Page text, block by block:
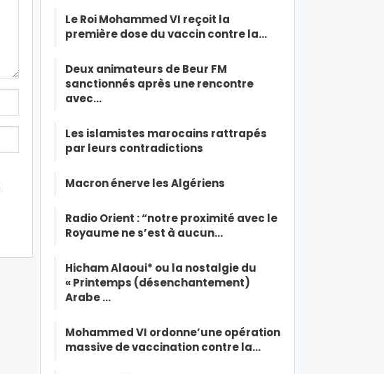
Le Roi Mohammed VI reçoit la
première dose du vaccin contre la…
Deux animateurs de Beur FM
sanctionnés après une rencontre
avec…
Les islamistes marocains rattrapés
par leurs contradictions
Macron énerve les Algériens
Radio Orient : “notre proximité avec le
Royaume ne s’est à aucun…
Hicham Alaoui* ou la nostalgie du
« Printemps (désenchantement)
Arabe …
Mohammed VI ordonne’une opération
massive de vaccination contre la…